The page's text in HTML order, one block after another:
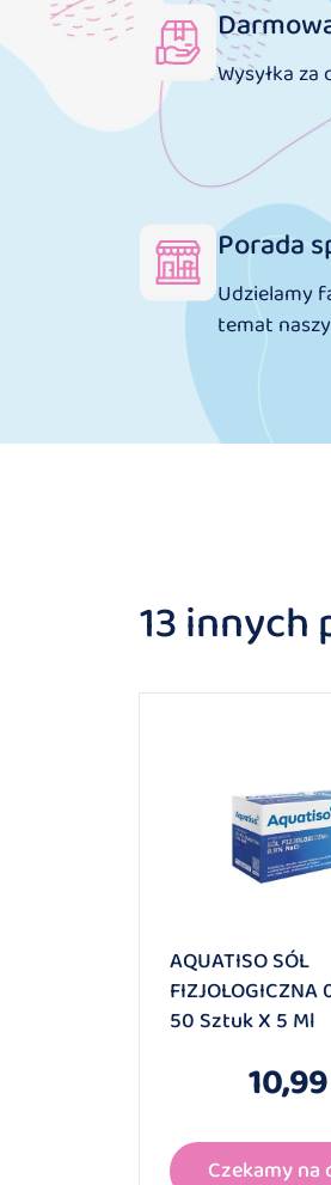
Wysyłka
Porada
Udzielamy
temat
13
AQUATISO SÓL
FIZJOLOGICZNA
50 Sztuk X 5 Ml
Czekamy na